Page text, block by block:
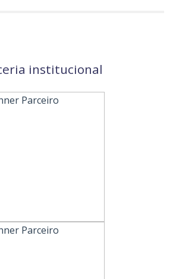
institucional